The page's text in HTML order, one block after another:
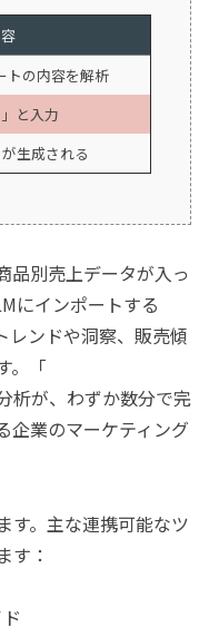
トの内容を解析
と入力
生成される
品別売上データが入っ
にインポートする
レンドや洞察、販売傾
。「
析が、わずか数分で完
企業のマーケティング
す。主な連携可能なツ
す：